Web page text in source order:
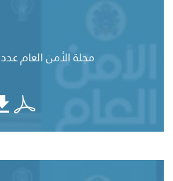
مجلة الأمن العام عدد 140 أيار 2025